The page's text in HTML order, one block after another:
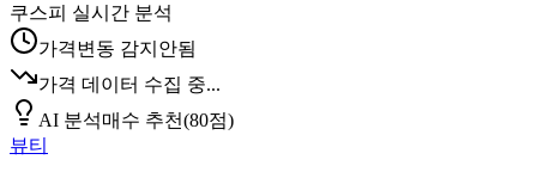
쿠스피 실시간 분석
가격변동 감지안됨
가격 데이터 수집 중...
AI 분석매수 추천(80점)
뷰티